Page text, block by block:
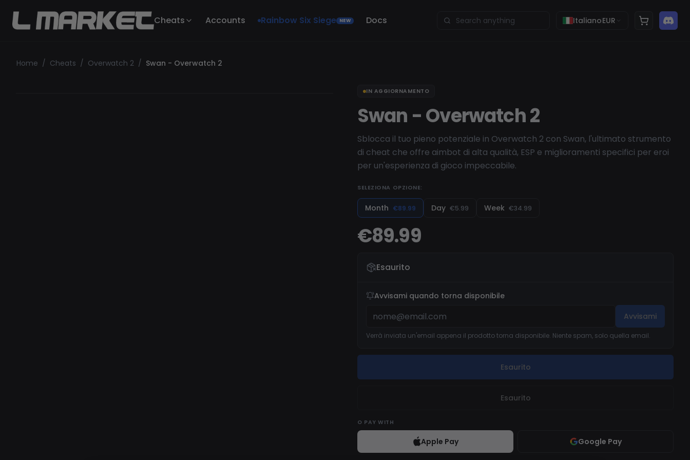
Cheats Accounts Rainbow Six Siege NEW Docs ItalianoEUR
Home / Cheats / Overwatch 2 / Swan - Overwatch 2
IN AGGIORNAMENTO
Swan - Overwatch 2
Sblocca il tuo pieno potenziale in Overwatch 2 con Swan, l'ultimato strumento
di cheat che offre aimbot di alta qualità, ESP e miglioramenti specifici per eroi
per un'esperienza di gioco impeccabile.
SELEZIONA OPZIONE:
Month €89.99 Day €5.99 Week €34.99
€89.99
Esaurito
Avvisami quando torna disponibile
Avvisami
Verrà inviata un'email appena il prodotto torna disponibile. Niente spam, solo quella email.
Esaurito
Esaurito
O PAY WITH
Apple Pay Google Pay